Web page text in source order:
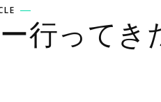
行ってき